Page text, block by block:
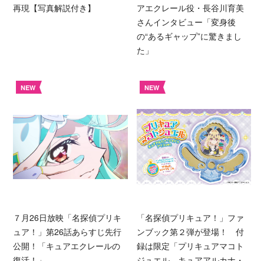
再現【写真解説付き】
アエクレール役・長谷川育美
さんインタビュー「変身後
の“あるギャップ”に驚きまし
た」
NEW
７月26日放映「名探偵プリキ
ュア！」第26話あらすじ先行
公開！「キュアエクレールの
NEW
「名探偵プリキュア！」ファ
ンブック第２弾が登場！ 付
録は限定「プリキュアマコト